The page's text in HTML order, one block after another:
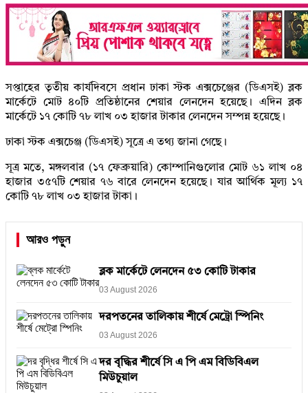
সপ্তাহের তৃতীয় কার্যদিবসে প্রধান ঢাকা স্টক এক্সচেঞ্জের (ডিএসই) ব্লক
মার্কেটে মোট ৪০টি প্রতিষ্ঠানের শেয়ার লেনদেন হয়েছে। এদিন ব্লক
মার্কেটে ১৭ কোটি ৭৮ লাখ ০৩ হাজার টাকার লেনদেন সম্পন্ন হয়েছে।
ঢাকা স্টক এক্সচেঞ্জ (ডিএসই) সূত্রে এ তথ্য জানা গেছে।
সূত্র মতে, মঙ্গলবার (১৭ ফেব্রুয়ারি) কোম্পানিগুলোর মোট ৬১ লাখ ০৪
হাজার ৩৫৭টি শেয়ার ৭৬ বারে লেনদেন হয়েছে। যার আর্থিক মূল্য ১৭
কোটি ৭৮ লাখ ০৩ হাজার টাকা।
আরও পড়ুন
ব্লক মার্কেটে লেনদেন ৫৩ কোটি টাকার
03 August 2026
দরপতনের তালিকায় শীর্ষে মেট্রো স্পিনিং
03 August 2026
দর বৃদ্ধির শীর্ষে সি এ পি এম বিডিবিএল
মিউচুয়াল